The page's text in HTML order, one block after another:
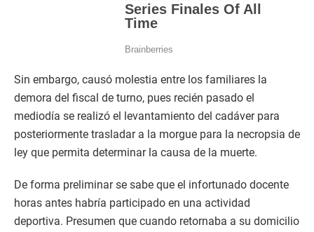
Sin embargo, causó molestia entre los familiares la
demora del fiscal de turno, pues recién pasado el
mediodía se realizó el levantamiento del cadáver para
posteriormente trasladar a la morgue para la necropsia de
ley que permita determinar la causa de la muerte.
De forma preliminar se sabe que el infortunado docente
horas antes habría participado en una actividad
deportiva. Presumen que cuando retornaba a su domicilio